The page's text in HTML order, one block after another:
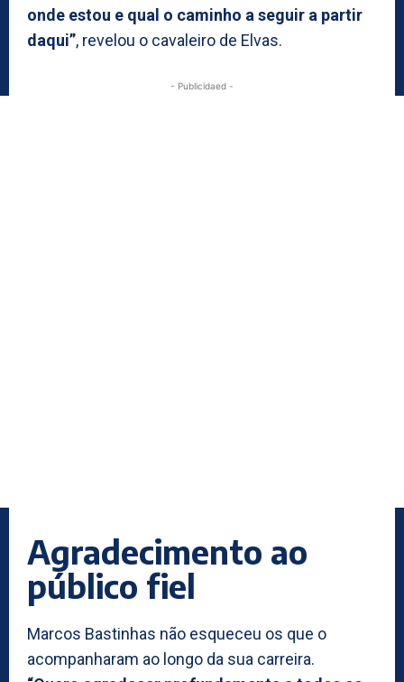
onde estou e qual o caminho a seguir a partir
daqui”, revelou o cavaleiro de Elvas.
- Publicidaed -
Agradecimento ao
público fiel
Marcos Bastinhas não esqueceu os que o
acompanharam ao longo da sua carreira.